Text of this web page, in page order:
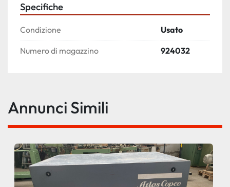
Specifiche
Condizione Usato
Numero di magazzino 924032
Annunci Simili